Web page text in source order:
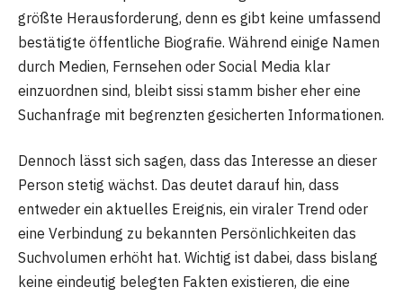
größte Herausforderung, denn es gibt keine umfassend
bestätigte öffentliche Biografie. Während einige Namen
durch Medien, Fernsehen oder Social Media klar
einzuordnen sind, bleibt sissi stamm bisher eher eine
Suchanfrage mit begrenzten gesicherten Informationen.
Dennoch lässt sich sagen, dass das Interesse an dieser
Person stetig wächst. Das deutet darauf hin, dass
entweder ein aktuelles Ereignis, ein viraler Trend oder
eine Verbindung zu bekannten Persönlichkeiten das
Suchvolumen erhöht hat. Wichtig ist dabei, dass bislang
keine eindeutig belegten Fakten existieren, die eine